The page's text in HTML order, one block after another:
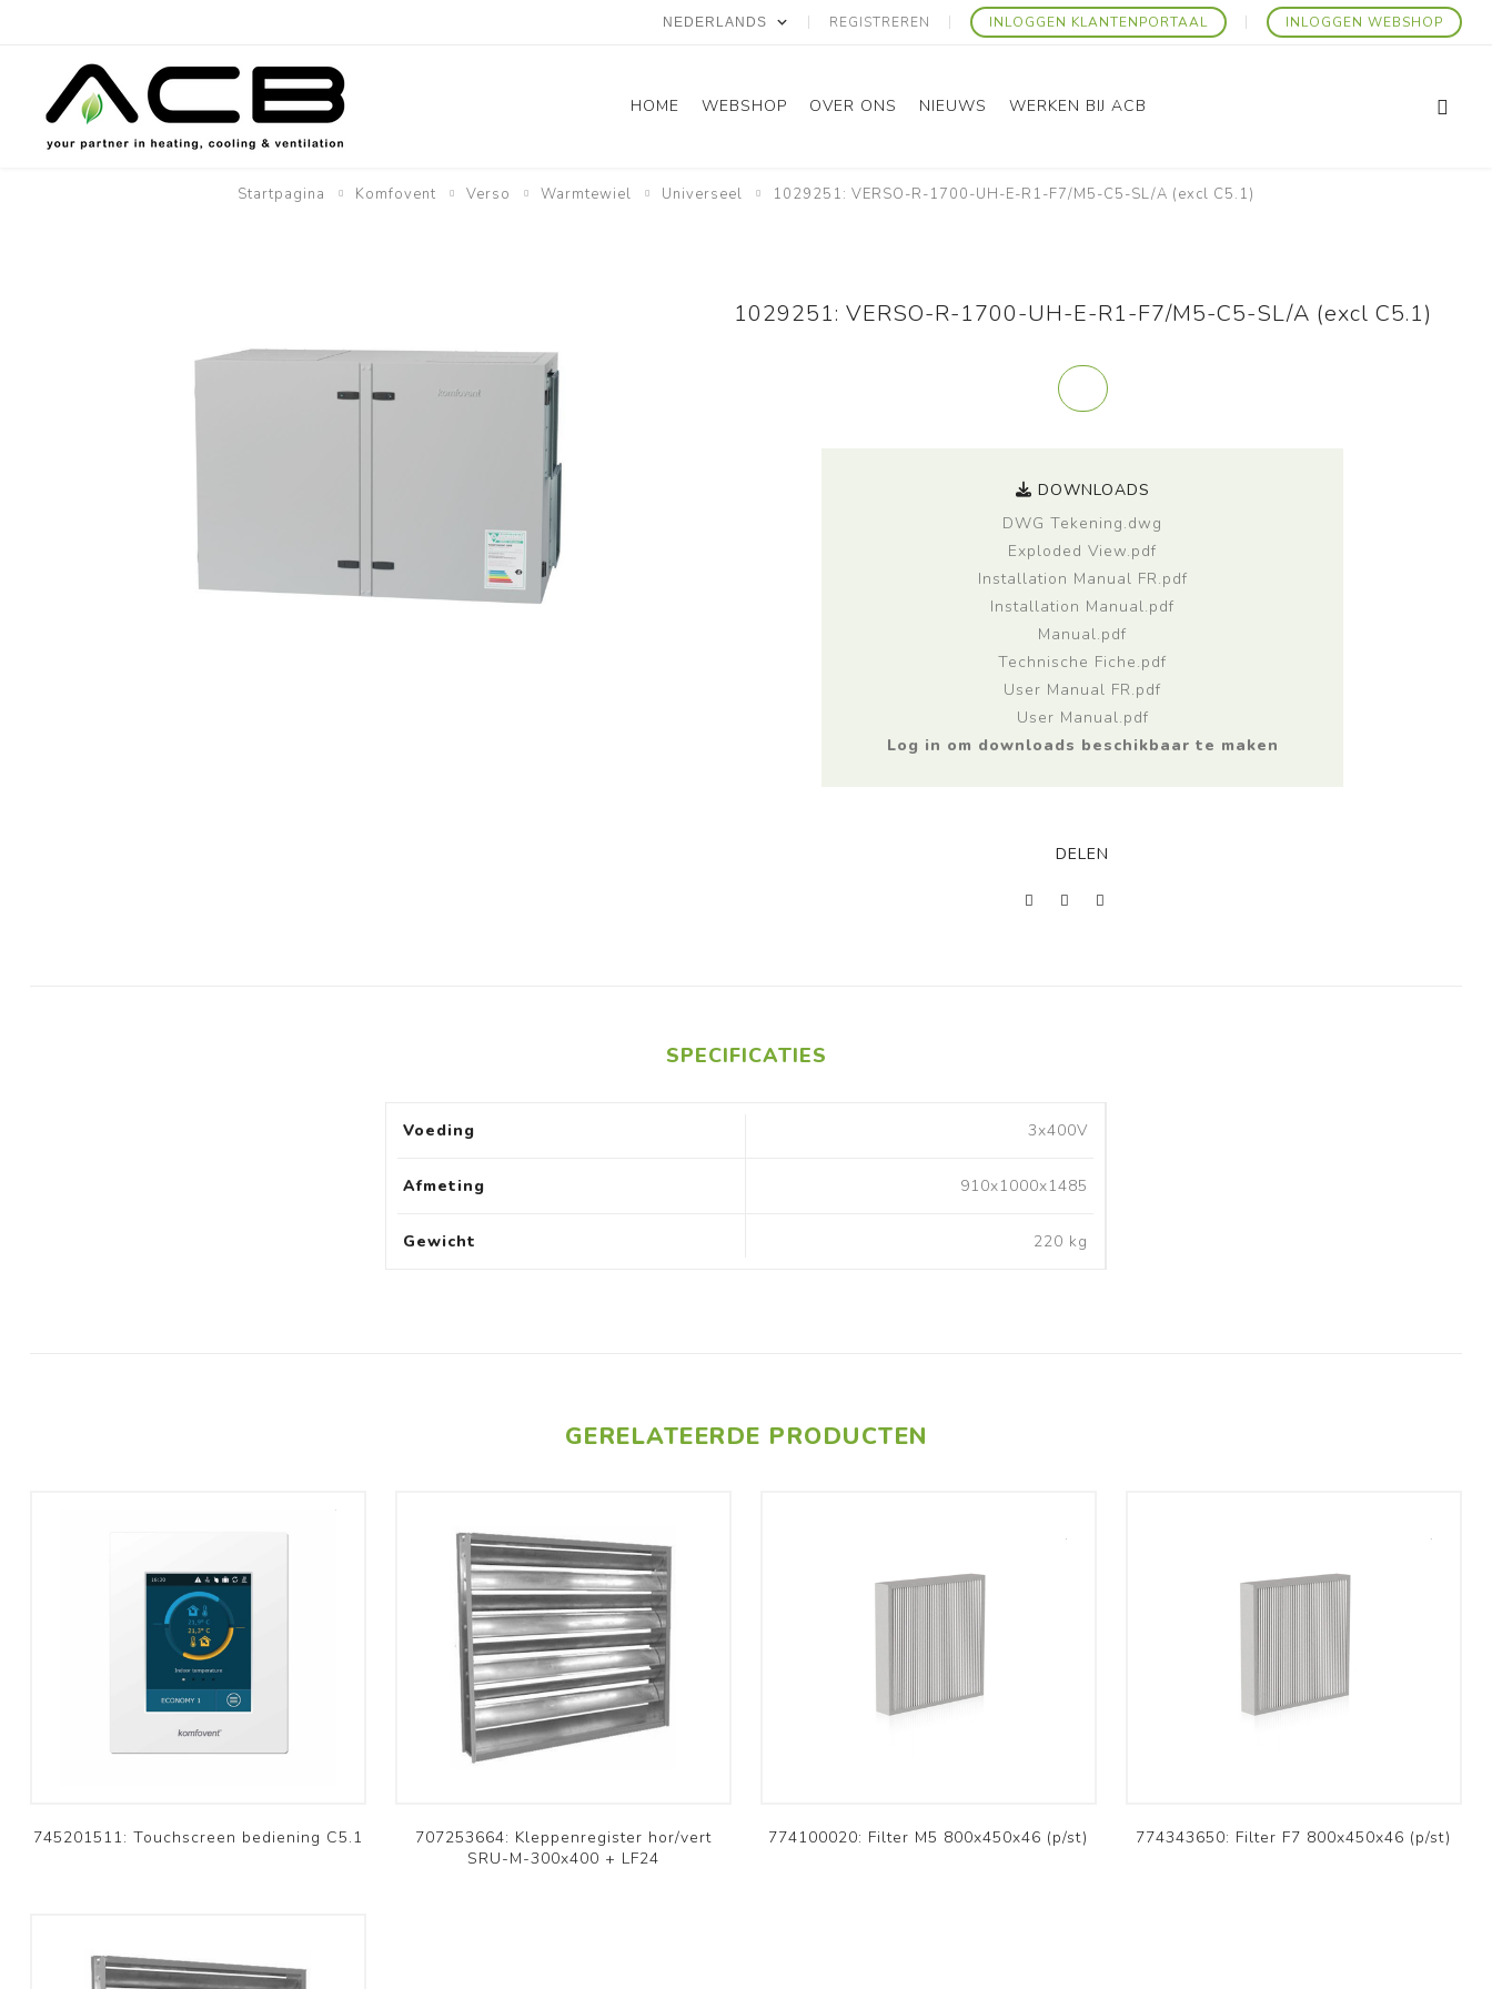
REGISTREREN INLOGGEN KLANTENPORTAAL INLOGGEN WEBSHOP
HOME WEBSHOP
Panasonic
Domestic RAC
Commercieel PAC
Aquarea
Gree Promo Artikelen
Brofer
OVER ONS NIEUWS WERKEN BIJ ACB
Startpagina Komfovent Verso Warmtewiel Universeel 1029251: VERSO-R-1700-UH-E-R1-F7/M5-C5-SL/A (excl C5.1)
1029251: VERSO-R-1700-UH-E-R1-F7/M5-C5-SL/A (excl C5.1)
DOWNLOADS
DWG Tekening.dwg
Exploded View.pdf
Installation Manual FR.pdf
Installation Manual.pdf
Manual.pdf
Technische Fiche.pdf
User Manual FR.pdf
User Manual.pdf
Log in om downloads beschikbaar te maken
DELEN
SPECIFICATIES
Voeding 3x400V
Afmeting 910x1000x1485
Gewicht 220 kg
GERELATEERDE PRODUCTEN
745201511: Touchscreen bediening C5.1
707253664: Kleppenregister hor/vert
SRU-M-300x400 + LF24
774100020: Filter M5 800x450x46 (p/st) 774343650: Filter F7 800x450x46 (p/st)